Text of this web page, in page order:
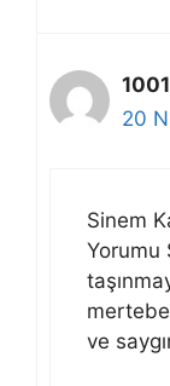
20
Sinem
Yorumu
ve